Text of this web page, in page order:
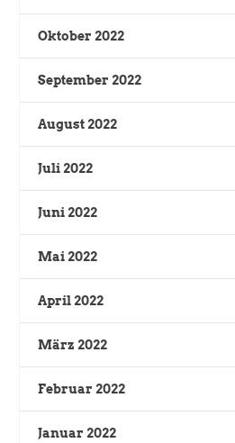
Oktober 2022
September 2022
August 2022
Juli 2022
Juni 2022
Mai 2022
April 2022
März 2022
Februar 2022
Januar 2022